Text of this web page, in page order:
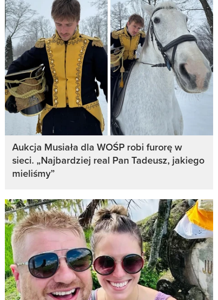
Aukcja Musiała dla WOŚP robi furorę w
sieci. „Najbardziej real Pan Tadeusz, jakiego
mieliśmy”